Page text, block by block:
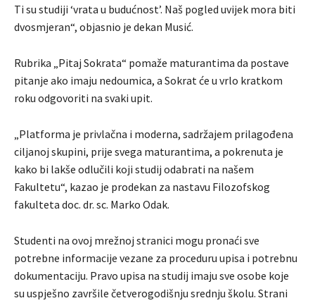
Ti su studiji ‘vrata u budućnost’. Naš pogled uvijek mora biti
dvosmjeran“, objasnio je dekan Musić.
Rubrika „Pitaj Sokrata“ pomaže maturantima da postave
pitanje ako imaju nedoumica, a Sokrat će u vrlo kratkom
roku odgovoriti na svaki upit.
„Platforma je privlačna i moderna, sadržajem prilagođena
ciljanoj skupini, prije svega maturantima, a pokrenuta je
kako bi lakše odlučili koji studij odabrati na našem
Fakultetu“, kazao je prodekan za nastavu Filozofskog
fakulteta doc. dr. sc. Marko Odak.
Studenti na ovoj mrežnoj stranici mogu pronaći sve
potrebne informacije vezane za proceduru upisa i potrebnu
dokumentaciju. Pravo upisa na studij imaju sve osobe koje
su uspješno završile četverogodišnju srednju školu. Strani